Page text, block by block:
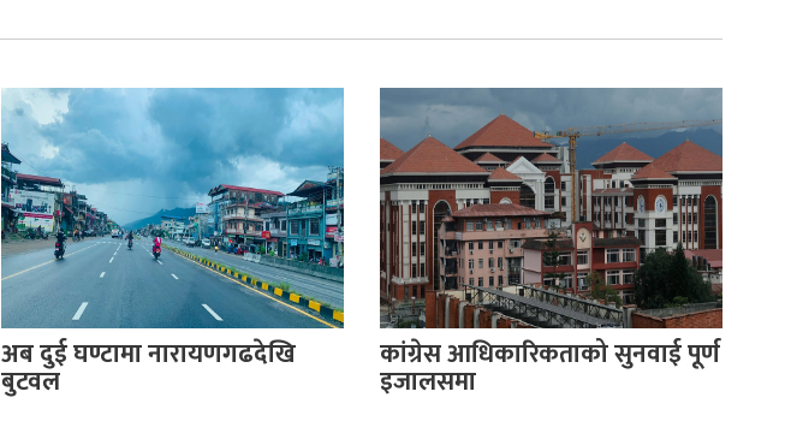
अब दुई घण्टामा नारायणगढदेखि
बुटवल
कांग्रेस आधिकारिकताको सुनवाई पूर्ण
इजालसमा